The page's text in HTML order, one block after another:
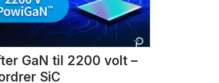
GaN til 2200 volt –
SiC